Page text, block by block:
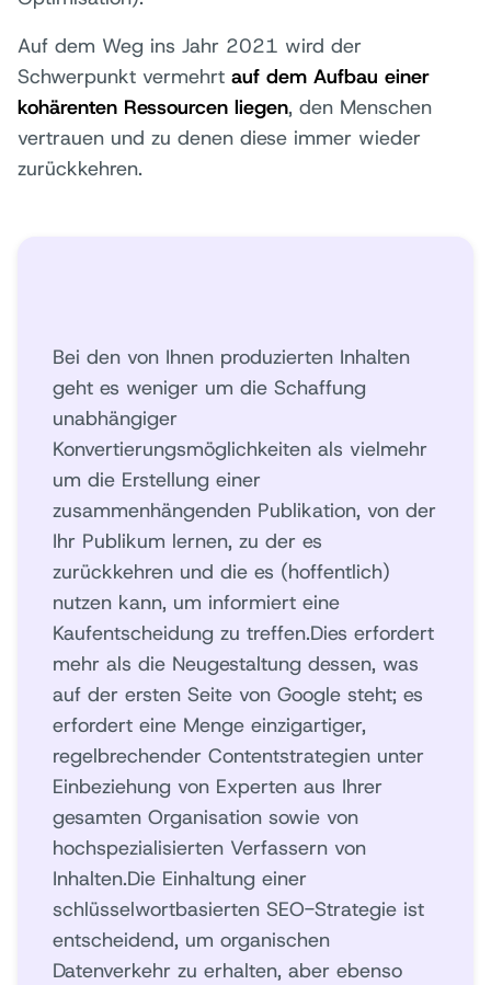
Auf dem Weg ins Jahr 2021 wird der
Schwerpunkt vermehrt auf dem Aufbau einer
kohärenten Ressourcen liegen, den Menschen
vertrauen und zu denen diese immer wieder
zurückkehren.
Bei den von Ihnen produzierten Inhalten
geht es weniger um die Schaffung
unabhängiger
Konvertierungsmöglichkeiten als vielmehr
um die Erstellung einer
zusammenhängenden Publikation, von der
Ihr Publikum lernen, zu der es
zurückkehren und die es (hoffentlich)
nutzen kann, um informiert eine
Kaufentscheidung zu treffen.Dies erfordert
mehr als die Neugestaltung dessen, was
auf der ersten Seite von Google steht; es
erfordert eine Menge einzigartiger,
regelbrechender Contentstrategien unter
Einbeziehung von Experten aus Ihrer
gesamten Organisation sowie von
hochspezialisierten Verfassern von
Inhalten.Die Einhaltung einer
schlüsselwortbasierten SEO-Strategie ist
entscheidend, um organischen
Datenverkehr zu erhalten, aber ebenso